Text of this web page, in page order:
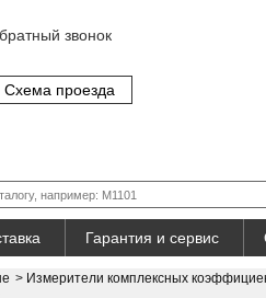
звонок
Схема проезда
Гарантия и сервис
> Измерители комплексных